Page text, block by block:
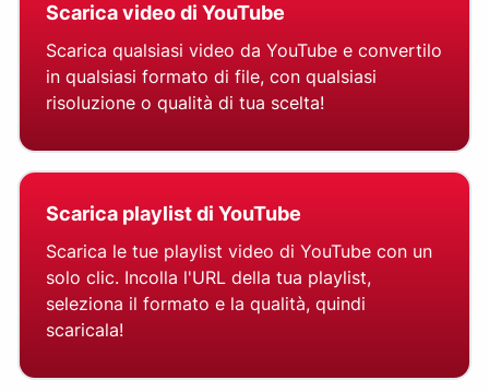
Scarica video di YouTube
Scarica qualsiasi video da YouTube e convertilo
in qualsiasi formato di file, con qualsiasi
risoluzione o qualità di tua scelta!
Scarica playlist di YouTube
Scarica le tue playlist video di YouTube con un
solo clic. Incolla l'URL della tua playlist,
seleziona il formato e la qualità, quindi
scaricala!